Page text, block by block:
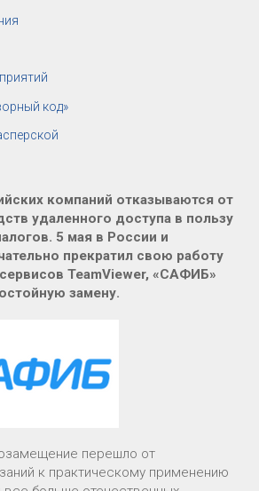
код»
компаний отказываются от
удаленного доступа в пользу
5 мая в России и
прекратил свою работу
TeamViewer, «САФИБ»
замену.
перешло от
к практическому применению